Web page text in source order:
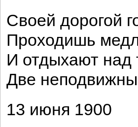
Своей дорогой
Проходишь
И отдыхают над
Две
13 июня 1900